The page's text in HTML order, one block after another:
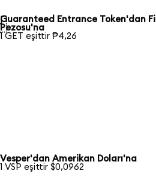
Guaranteed Entrance Token'dan
Pezosu'na
1 GET eşittir ₱4,26
Vesper'dan Amerikan Doları'na
1 VSP eşittir $0,0962